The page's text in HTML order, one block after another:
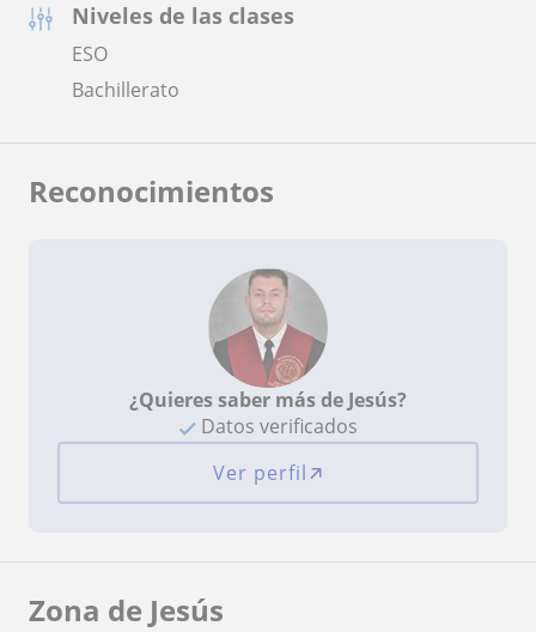
Niveles de las clases
ESO
Bachillerato
Reconocimientos
¿Quieres saber más de Jesús?
Datos verificados
Ver perfil
Zona de Jesús